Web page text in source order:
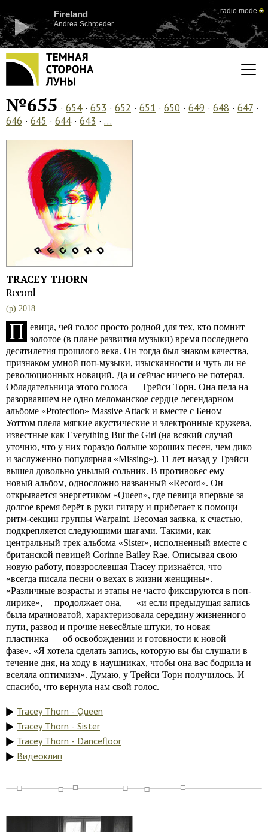
Fireland
Andrea Schroeder
radio mode
№655 · 654· 653 · 652 · 651 · 650 · 649 · 648 · 647 ·
646 · 645 · 644· 643 · …
TRACEY THORN
Record
(p) 2018
П
евица, чей голос просто родной для тех, кто помнит
золотое (в плане развития музыки) время последнего
десятилетия прошлого века. Он тогда был знаком качества,
признаком умной поп-музыки, изысканности и чуть ли не
революционных новаций. Да и сейчас ничего не потерял.
Обладательница этого голоса — Трейси Торн. Она пела на
разорвавшем не одно меломанское сердце легендарном
альбоме «Protection» Massive Attack и вместе с Беном
Уоттом плела мягкие акустические и электронные кружева,
известные как Everything But the Girl (на всякий случай
уточню, что у них гораздо больше хороших песен, чем дико
и заслуженно популярная «Missing»). 11 лет назад у Трэйси
вышел довольно унылый сольник. В противовес ему —
новый альбом, односложно названный «Record». Он
открывается энергетиком «Queen», где певица впервые за
долгое время берёт в руки гитару и прибегает к помощи
ритм-секции группы Warpaint. Весомая заявка, к счастью,
подкрепляется следующими шагами. Такими, как
центральный трек альбома «Sister», исполненный вместе с
британской певицей Corinne Bailey Rae. Описывая свою
новую работу, повзрослевшая Tracey признаётся, что
«всегда писала песни о вехах в жизни женщины».
«Различные возрасты и этапы не часто фиксируются в поп-
лирике», —продолжает она, — «и если предыдущая запись
была мрачноватой, характеризовала середину жизненного
пути, развод и прочие невесёлые штуки, то новая
пластинка — об освобождении и готовности к новой
фазе». «Я хотела сделать запись, которую вы бы слушали в
течение дня, на ходу в наушниках, чтобы она вас бодрила и
вселяла оптимизм». Думаю, у Трейси Торн получилось. И
спасибо, что вернула нам свой голос.
Tracey Thorn - Queen
Tracey Thorn - Sister
Tracey Thorn - Dancefloor
Видеоклип